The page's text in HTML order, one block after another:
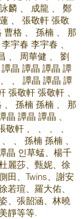
麟 、 成龍 、 鄭
、 張敬軒 張敬
曹格 、 孫楠 、 那
宇春 李宇春 、
、 周華健 、 劉
晶 譚晶 譚晶 譚
、 譚晶 譚晶 譚
張敬軒 張敬軒 、
、 孫楠 孫楠 、 那
譚晶 譚晶 、
軒 、 、 、 、
、 孫楠 孫楠 、
晶 인草蜢、楊千
麗莎、甄妮、徐
田、Twins、謝安
若瑄、羅大佑、
、張韶涵、林曉
靜等等.